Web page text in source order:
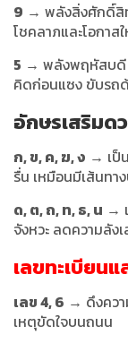
9 → พลังสิ่งศักดิ์สิ
โชคลาภและโอกาส
5 → พลังพฤหัสบดี
คิดก่อนแซง ขับรถ
อักษรเสริมด
ก, ข, ค, ฆ, ง → เป็
รื่น เหมือนมีเส้นท
ด, ต, ถ, ท, ธ, น →
จังหวะ ลดความลังเ
เลขทะเบียน
เลข 4, 6 → ดึงควา
เหตุขัดใจบนถนน